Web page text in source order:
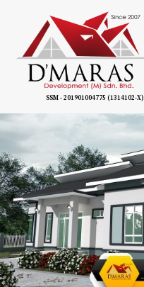
SSM - 201901004775 (1314102-X)